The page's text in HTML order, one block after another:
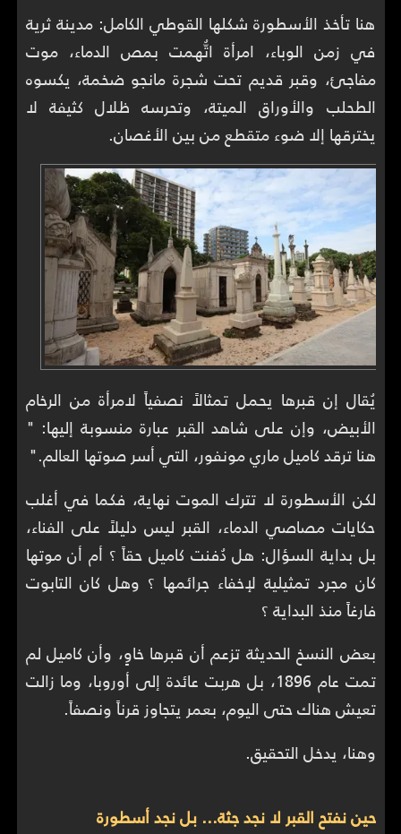
هنا تأخذ الأسطورة شكلها القوطي الكامل: مدينة ثرية
في زمن الوباء، امرأة اتُّهمت بمص الدماء، موت
مفاجئ، وقبر قديم تحت شجرة مانجو ضخمة، يكسوه
الطحلب والأوراق الميتة، وتحرسه ظلال كثيفة لا
يخترقها إلا ضوء متقطع من بين الأغصان.
يُقال إن قبرها يحمل تمثالاً نصفياً لامرأة من الرخام
الأبيض، وإن على شاهد القبر عبارة منسوبة إليها: "
هنا ترقد كاميل ماري مونفور، التي أسر صوتها العالم."
لكن الأسطورة لا تترك الموت نهاية، فكما في أغلب
حكايات مصاصي الدماء، القبر ليس دليلاً على الفناء،
بل بداية السؤال: هل دُفنت كاميل حقاً ؟ أم أن موتها
كان مجرد تمثيلية لإخفاء جرائمها ؟ وهل كان التابوت
فارغاً منذ البداية ؟
بعض النسخ الحديثة تزعم أن قبرها خاوٍ، وأن كاميل لم
تمت عام 1896، بل هربت عائدة إلى أوروبا، وما زالت
تعيش هناك حتى اليوم، بعمر يتجاوز قرناً ونصفاً.
وهنا، يدخل التحقيق.
حين نفتح القبر لا نجد جثة… بل نجد أسطورة